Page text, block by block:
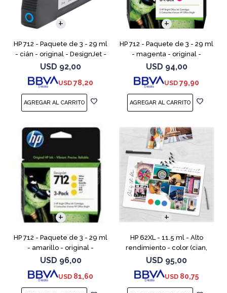
HP 712 - Paquete de 3 - 29 ml
- cián - original - DesignJet -
cartucho de tinta - para
DesignJet Studio, T210, T230,
T250, T630,
USD 92,00
USD 78,20
HP 712 - Paquete de 3 - 29 ml
- magenta - original -
DesignJet - cartucho de tinta
- para DesignJet Studio, T210,
T230, T250, T6
USD 94,00
USD 79,90
HP 712 - Paquete de 3 - 29 ml
- amarillo - original -
DesignJet - cartucho de tinta
- para DesignJet Studio, T210,
T230, T250, T
USD 96,00
USD 81,60
HP 62XL - 11.5 ml - Alto
rendimiento - color (cian,
magenta, amarillo) - original
- cartucho de tinta - para
ENVY 55XX, 56XX, 76
USD 95,00
USD 80,75